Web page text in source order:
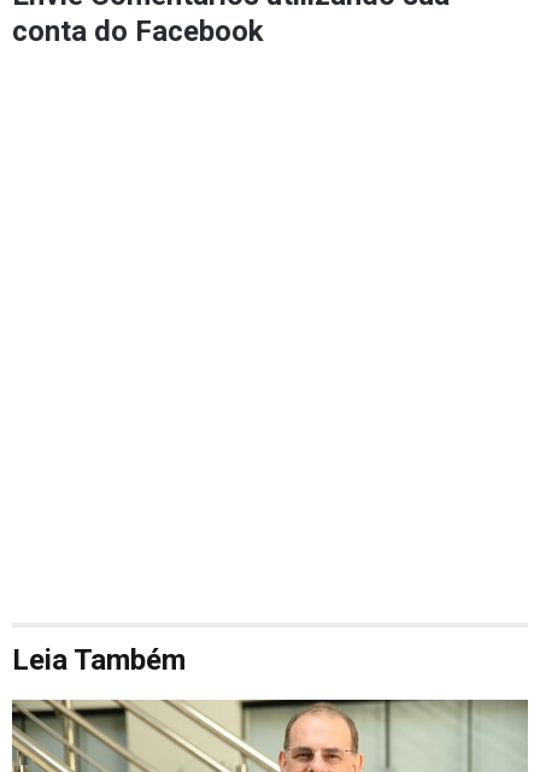
conta do Facebook
Leia Também